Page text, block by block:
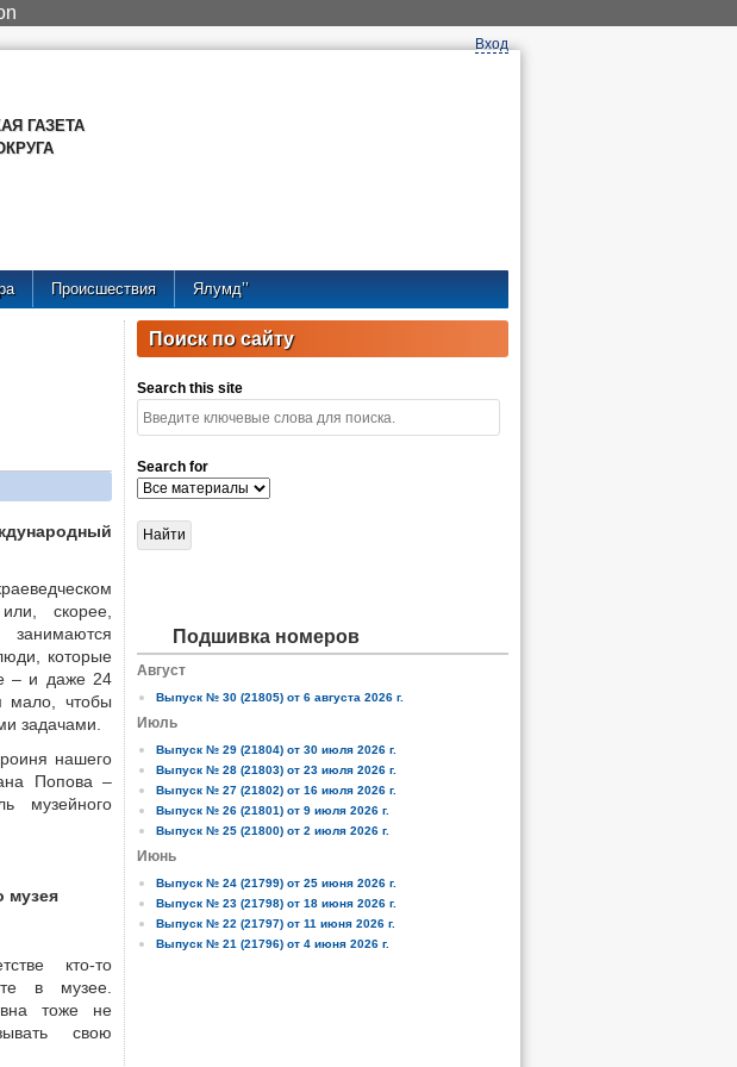
Вход
ГАЗЕТА
Происшествия Ялумд’’
скорее,
которые
– и даже 24
мало, чтобы
задачами.
нашего
Попова –
музейного
музея
кто-то
в музее.
тоже не
свою
Поиск по сайту
Search this site
Search for
Подшивка номеров
Август
Выпуск № 30 (21805) от 6 августа 2026 г.
Июль
Выпуск № 29 (21804) от 30 июля 2026 г.
Выпуск № 28 (21803) от 23 июля 2026 г.
Выпуск № 27 (21802) от 16 июля 2026 г.
Выпуск № 26 (21801) от 9 июля 2026 г.
Выпуск № 25 (21800) от 2 июля 2026 г.
Июнь
Выпуск № 24 (21799) от 25 июня 2026 г.
Выпуск № 23 (21798) от 18 июня 2026 г.
Выпуск № 22 (21797) от 11 июня 2026 г.
Выпуск № 21 (21796) от 4 июня 2026 г.